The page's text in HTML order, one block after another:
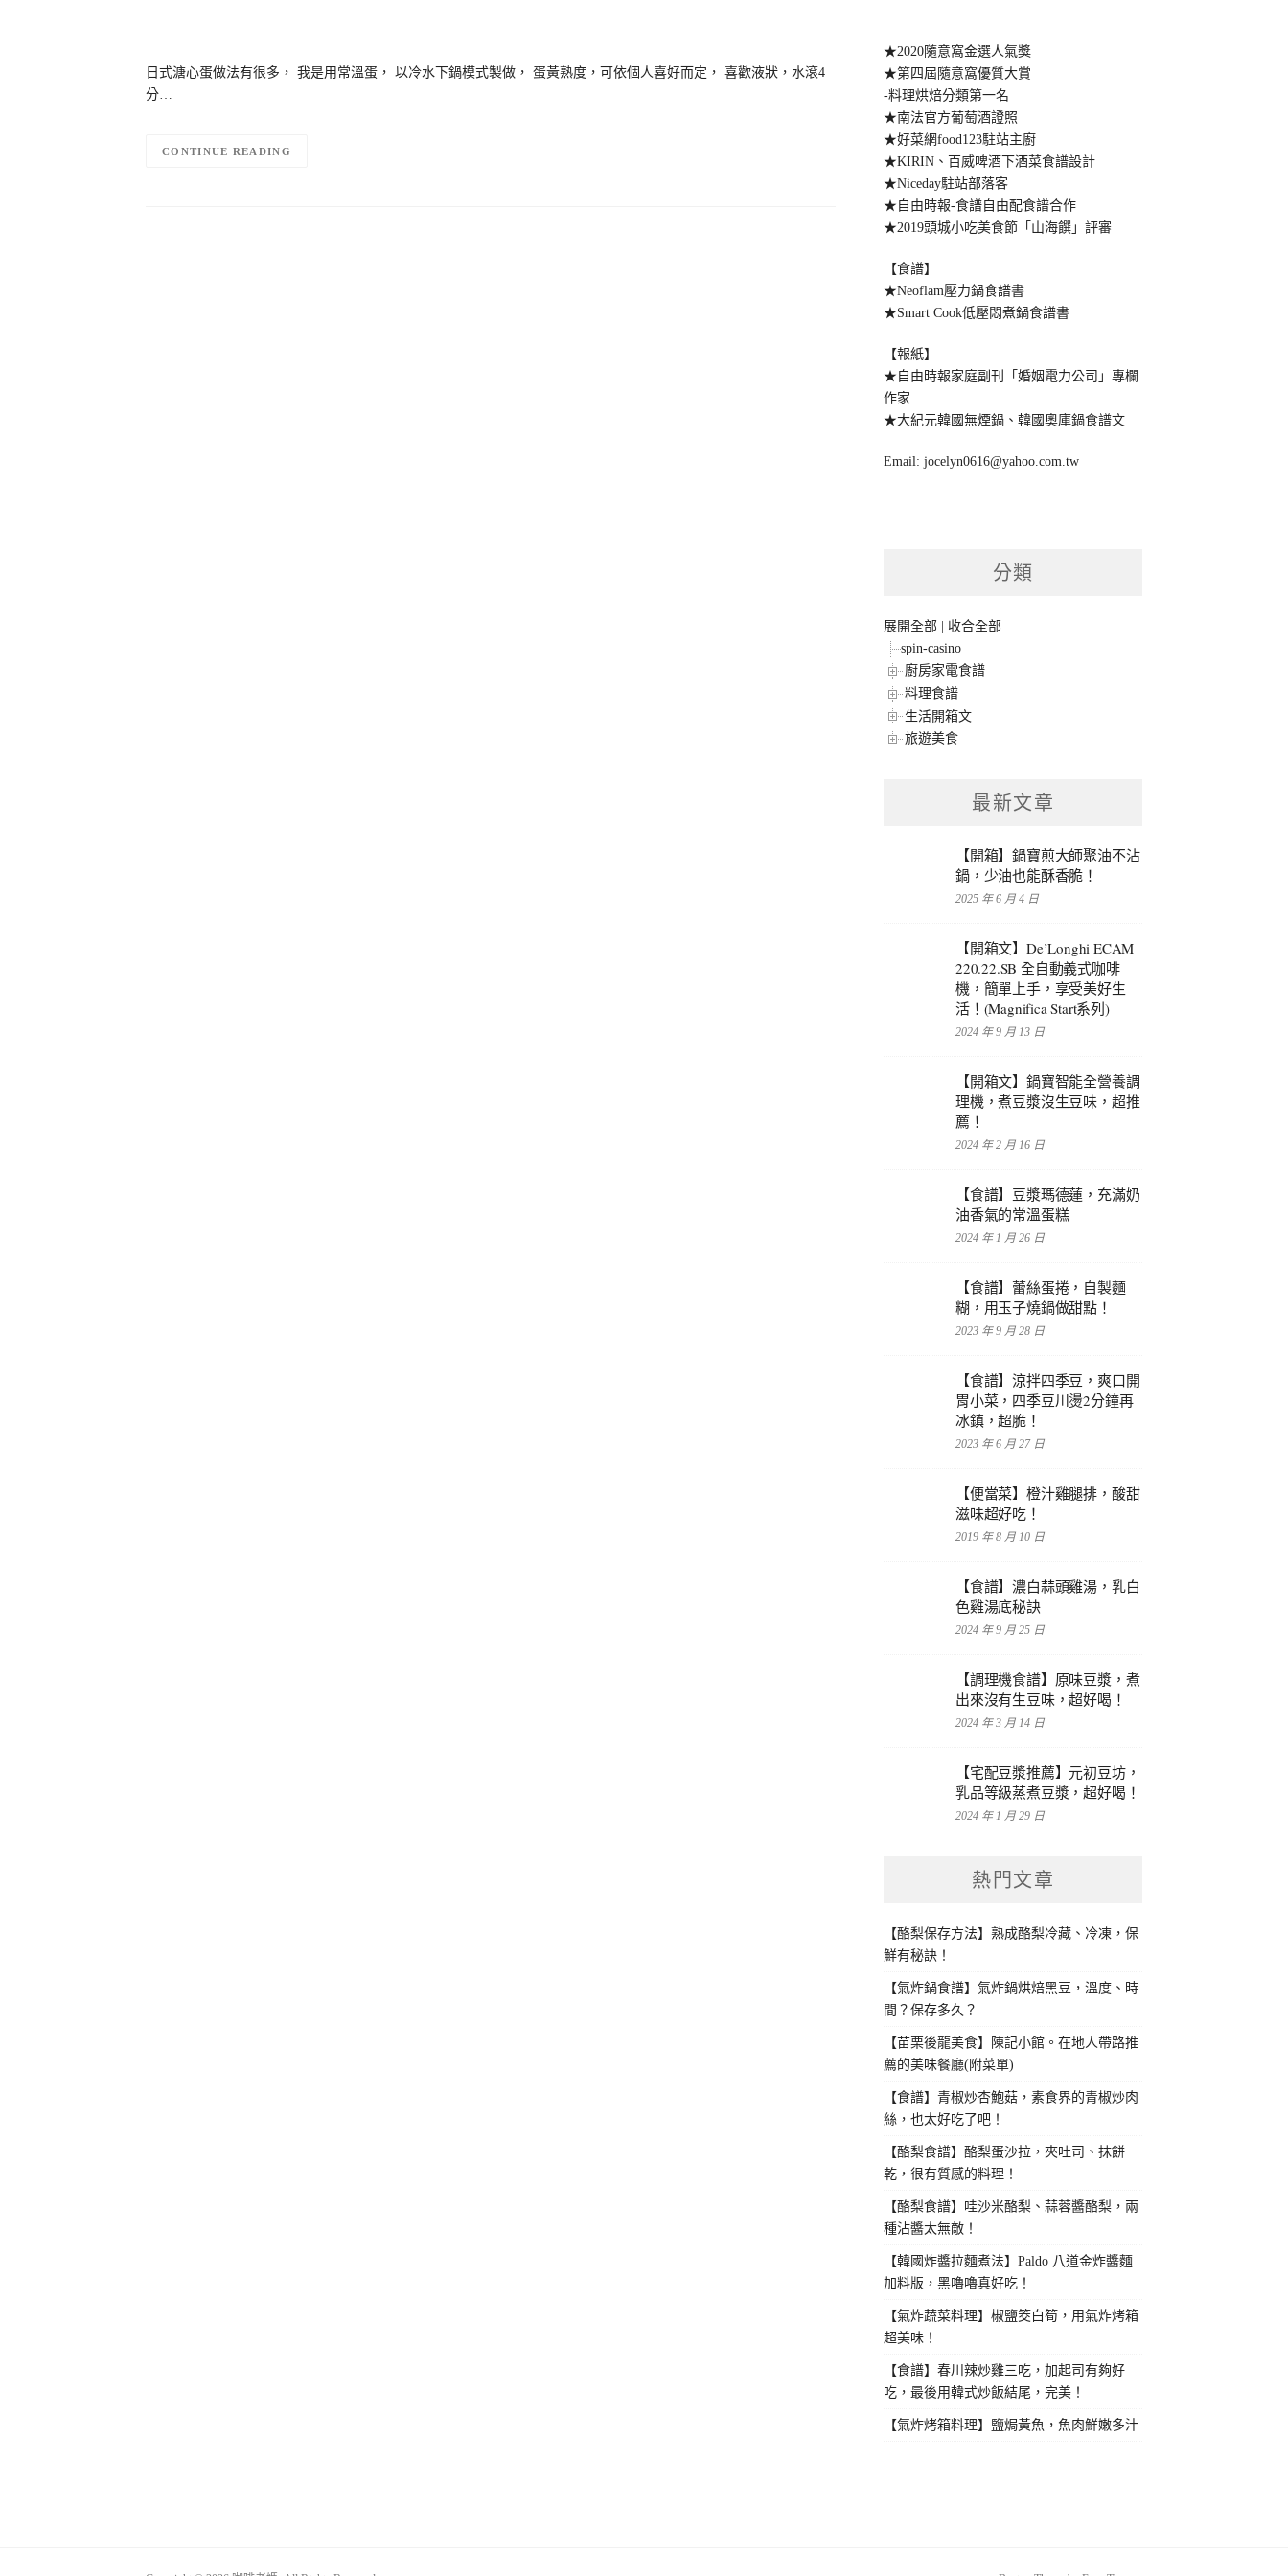
日式溏心蛋做法有很多， 我是用常溫蛋， 以冷水下鍋模式製做， 蛋黃熟度，可依個人喜好而定， 喜歡液狀，水滾4
分…
CONTINUE READING
★2020隨意窩金選人氣獎
★第四屆隨意窩優質大賞
-料理烘焙分類第一名
★南法官方葡萄酒證照
★好菜網food123駐站主廚
★KIRIN、百威啤酒下酒菜食譜設計
★Niceday駐站部落客
★自由時報-食譜自由配食譜合作
★2019頭城小吃美食節「山海饌」評審
【食譜】
★Neoflam壓力鍋食譜書
★Smart Cook低壓悶煮鍋食譜書
【報紙】
★自由時報家庭副刊「婚姻電力公司」專欄
作家
★大紀元韓國無煙鍋、韓國奧庫鍋食譜文
Email: jocelyn0616@yahoo.com.tw
分類
展開全部
收合全部
spin-casino
廚房家電食譜
料理食譜
生活開箱文
旅遊美食
最新文章
【開箱】鍋寶煎大師聚油不沾
鍋，少油也能酥香脆！
2025 年 6 月 4 日
【開箱文】De’Longhi ECAM
220.22.SB 全自動義式咖啡
機，簡單上手，享受美好生
活！(Magnifica Start系列)
2024 年 9 月 13 日
【開箱文】鍋寶智能全營養調
理機，煮豆漿沒生豆味，超推
薦！
2024 年 2 月 16 日
【食譜】豆漿瑪德蓮，充滿奶
油香氣的常溫蛋糕
2024 年 1 月 26 日
【食譜】蕾絲蛋捲，自製麵
糊，用玉子燒鍋做甜點！
2023 年 9 月 28 日
【食譜】涼拌四季豆，爽口開
胃小菜，四季豆川燙2分鐘再
冰鎮，超脆！
2023 年 6 月 27 日
【便當菜】橙汁雞腿排，酸甜
滋味超好吃！
2019 年 8 月 10 日
【食譜】濃白蒜頭雞湯，乳白
色雞湯底秘訣
2024 年 9 月 25 日
【調理機食譜】原味豆漿，煮
出來沒有生豆味，超好喝！
2024 年 3 月 14 日
【宅配豆漿推薦】元初豆坊，
乳品等級蒸煮豆漿，超好喝！
2024 年 1 月 29 日
熱門文章
【酪梨保存方法】熟成酪梨冷藏、冷凍，保
鮮有秘訣！
【氣炸鍋食譜】氣炸鍋烘焙黑豆，溫度、時
間？保存多久？
【苗栗後龍美食】陳記小館。在地人帶路推
薦的美味餐廳(附菜單)
【食譜】青椒炒杏鮑菇，素食界的青椒炒肉
絲，也太好吃了吧！
【酪梨食譜】酪梨蛋沙拉，夾吐司、抹餅
乾，很有質感的料理！
【酪梨食譜】哇沙米酪梨、蒜蓉醬酪梨，兩
種沾醬太無敵！
【韓國炸醬拉麵煮法】Paldo 八道金炸醬麵
加料版，黑嚕嚕真好吃！
【氣炸蔬菜料理】椒鹽筊白筍，用氣炸烤箱
超美味！
【食譜】春川辣炒雞三吃，加起司有夠好
吃，最後用韓式炒飯結尾，完美！
【氣炸烤箱料理】鹽焗黃魚，魚肉鮮嫩多汁